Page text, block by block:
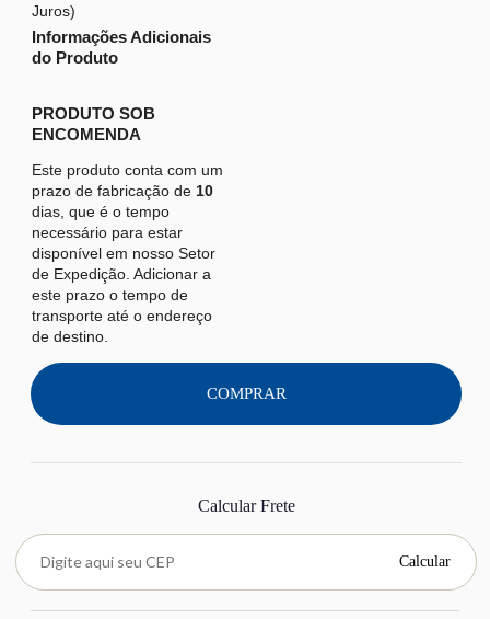
Juros)
Informações Adicionais
do Produto
PRODUTO SOB
ENCOMENDA
Este produto conta com um
prazo de fabricação de 10
dias, que é o tempo
necessário para estar
disponível em nosso Setor
de Expedição. Adicionar a
este prazo o tempo de
transporte até o endereço
de destino.
COMPRAR
Calcular Frete
Calcular